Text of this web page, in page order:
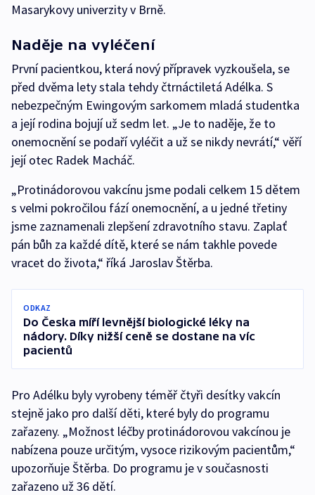
Masarykovy univerzity v Brně.
Naděje na vyléčení
První pacientkou, která nový přípravek vyzkoušela, se
před dvěma lety stala tehdy čtrnáctiletá Adélka. S
nebezpečným Ewingovým sarkomem mladá studentka
a její rodina bojují už sedm let. „Je to naděje, že to
onemocnění se podaří vyléčit a už se nikdy nevrátí,“ věří
její otec Radek Macháč.
„Protinádorovou vakcínu jsme podali celkem 15 dětem
s velmi pokročilou fází onemocnění, a u jedné třetiny
jsme zaznamenali zlepšení zdravotního stavu. Zaplať
pán bůh za každé dítě, které se nám takhle povede
vracet do života,“ říká Jaroslav Štěrba.
ODKAZ
Do Česka míří levnější biologické léky na
nádory. Díky nižší ceně se dostane na víc
pacientů
Pro Adélku byly vyrobeny téměř čtyři desítky vakcín
stejně jako pro další děti, které byly do programu
zařazeny. „Možnost léčby protinádorovou vakcínou je
nabízena pouze určitým, vysoce rizikovým pacientům,“
upozorňuje Štěrba. Do programu je v současnosti
zařazeno už 36 dětí.